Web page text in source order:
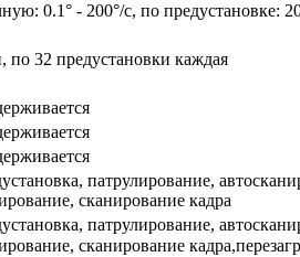
0.1° - 200°/с, по предустановке:
по 32 предустановки каждая
патрулирование,
сканирование кадра
патрулирование,
сканирование